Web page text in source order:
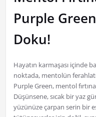
Purple
Doku!
Hayatın karmaşası içinde
noktada, mentolün
Purple Green, mentol
Düşünsene, sıcak bir yaz
yüzünüze çarpan serin bir